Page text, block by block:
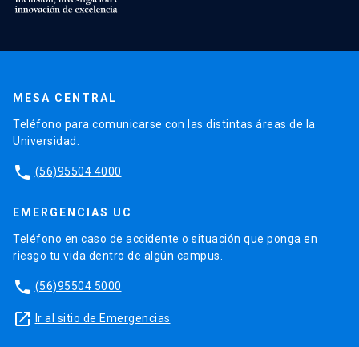
MESA CENTRAL
Teléfono para comunicarse con las distintas áreas de la
Universidad.
phone (56)95504 4000
EMERGENCIAS UC
Teléfono en caso de accidente o situación que ponga en
riesgo tu vida dentro de algún campus.
phone (56)95504 5000
launch Ir al sitio de Emergencias